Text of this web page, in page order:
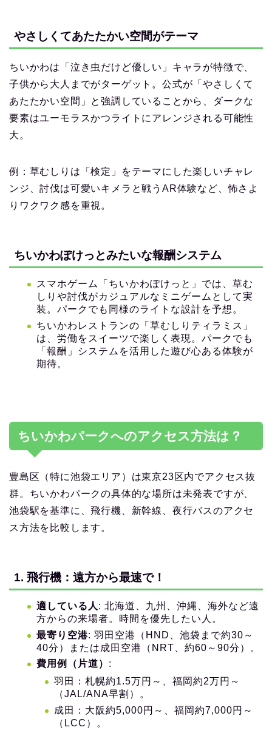
やさしくてあたたかい空間がテーマ
ちいかわは「泣き虫だけど優しい」キャラが特徴で、
子供から大人までがターゲット。公式が「やさしくて
あたたかい空間」と強調していることから、ダークな
要素はユーモラスかつライトにアレンジされる可能性
大。
例：草むしりは「検定」をテーマにした楽しいチャレ
ンジ、討伐は可愛いキメラと戦うAR体験など、怖さよ
りワクワク感を重視。
ちいかわぽけっとみたいな報酬システム
スマホゲーム「ちいかわぽけっと」では、草む
しりや討伐がカジュアルなミニゲームとして実
装。パークでも同様のライトな設計を予想。
ちいかわレストランの「草むしりティラミス」
は、労働をスイーツで楽しく表現。パークでも
「報酬」システムを活用した遊び心ある体験が
期待。
ちいかわパークへのアクセス方法は？
豊島区（特に池袋エリア）は東京23区内でアクセス抜
群。ちいかわパークの具体的な場所は未発表ですが、
池袋駅を基準に、飛行機、新幹線、夜行バスのアクセ
ス方法を比較します。
1. 飛行機：遠方から最速で！
適している人 : 北海道、九州、沖縄、海外など遠
方からの来場者。時間を優先したい人。
最寄り空港: 羽田空港（HND、池袋まで約30～
40分）または成田空港（NRT、約60～90分）。
費用例（片道） :
羽田：札幌約1.5万円～、福岡約2万円～
（JAL/ANA早割）。
成田：大阪約5,000円～、福岡約7,000円～
（LCC）。